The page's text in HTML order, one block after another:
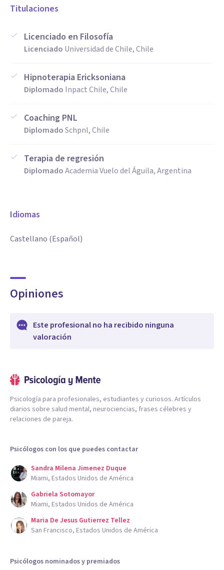
Titulaciones
Licenciado en Filosofía
Licenciado Universidad de Chile, Chile
Hipnoterapia Ericksoniana
Diplomado Inpact Chile, Chile
Coaching PNL
DiplomadoSchpnl, Chile
Terapia de regresión
DiplomadoAcademia Vuelo del Águila, Argentina
Idiomas
Castellano (Español)
Opiniones
Este profesional no ha recibido ninguna
valoración
Psicología para profesionales, estudiantes y curiosos. Artículos
diarios sobre salud mental, neurociencias, frases célebres y
relaciones de pareja.
Psicólogos con los que puedes contactar
Sandra Milena Jimenez Duque
Miami, Estados Unidos de América
Gabriela Sotomayor
Miami, Estados Unidos de América
Maria De Jesus Gutierrez Tellez
San Francisco, Estados Unidos de América
Psicólogos nominados y premiados